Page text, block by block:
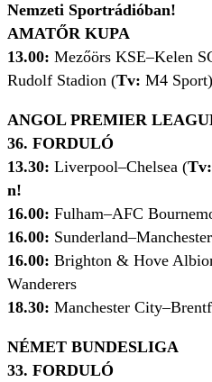
Nemzeti Sportrádióban!
AMATŐR KUPA
13.00: Mezőörs KSE–Kelen
Rudolf Stadion (Tv: M4 Sport)
ANGOL PREMIER
36. FORDULÓ
13.30: Liverpool–Chelsea (Tv:
n!
16.00: Fulham–AFC
16.00:
16.00: Brighton & Hove
Wanderers
18.30: Manchester
NÉMET BUNDESLIGA
33. FORDULÓ